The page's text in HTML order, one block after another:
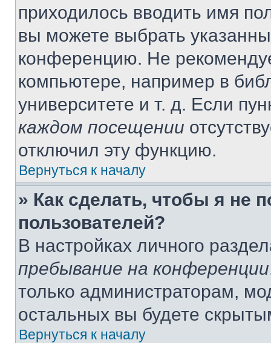
приходилось вводить имя
вы можете выбрать
конференцию. Не
компьютере, например в
университете и т. д. Если
каждом посещении
отключил эту функцию.
Вернуться к началу
» Как сделать, чтобы я не
пользователей?
В настройках личного
пребывание на конференции
только администраторам,
остальных вы будете
Вернуться к началу